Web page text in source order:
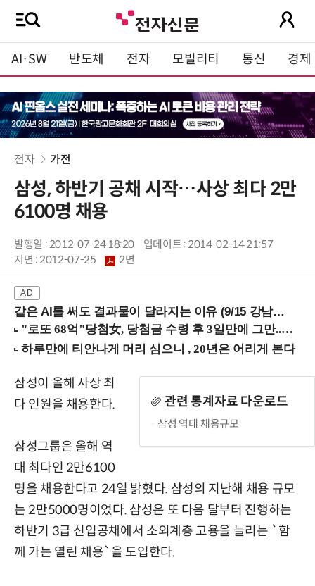
AI·SW 반도체 전자 모빌리티 통신 경제
전자 가전
삼성, 하반기 공채 시작…사상 최다 2만
6100명 채용
발행일 : 2012-07-24 18:20
업데이트 : 2014-02-14 21:57
지면 :2012-07-25 2면
같은 AI를 써도 결과물이 달라지는 이유 (9/15 강남역)
관련 통계자료 다운로드
삼성 역대 채용규모
삼성이 올해 사상 최
다 인원을 채용한다.
삼성그룹은 올해 역
대 최다인 2만6100
명을 채용한다고 24일 밝혔다. 삼성의 지난해 채용 규모
는 2만5000명이었다. 삼성은 또 다음 달부터 진행하는
하반기 3급 신입공채에서 소외계층 고용을 늘리는 `함
께 가는 열린 채용`을 도입한다.